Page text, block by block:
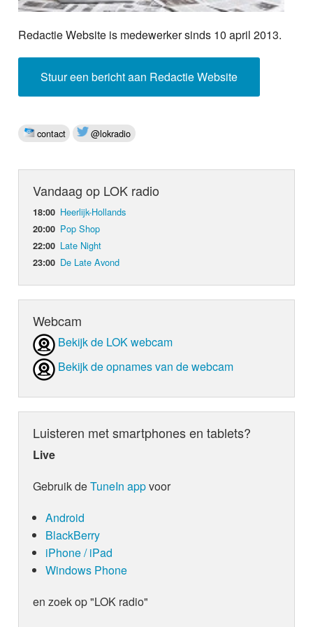
Redactie Website is medewerker sinds 10 april 2013.
Stuur een bericht aan Redactie Website
contact @lokradio
Vandaag op LOK radio
18:00 Heerlijk-Hollands
20:00 Pop Shop
22:00 Late Night
23:00 De Late Avond
Webcam
Bekijk de LOK webcam
Bekijk de opnames van de webcam
Luisteren met smartphones en tablets?
Live
Gebruik deTuneIn appvoor
Android
BlackBerry
iPhone / iPad
Windows Phone
en zoek op "LOK radio"